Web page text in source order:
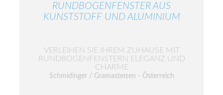
RUNDBOGENFENSTER AUS
KUNSTSTOFF UND ALUMINIUM
VERLEIHEN SIE IHREM ZUHAUSE MIT
RUNDBOGENFENSTERN ELEGANZ UND
CHARME
Schmidinger / Gramastetten - Österreich